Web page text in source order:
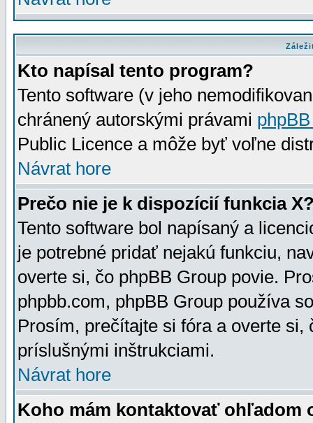
Kto napísal tento program?
Tento software (v jeho
chránený autorskými právami
Public Licence a môže byť voľne
Návrat hore
Prečo nie je k dispozícií funkcia
Tento software bol napísaný a
je potrebné pridať nejakú funkciu,
overte si, čo phpBB Group povie.
phpbb.com, phpBB Group používa
Prosím, prečítajte si fóra a overte
príslušnými inštrukciami.
Návrat hore
Koho mám kontaktovať ohľadom